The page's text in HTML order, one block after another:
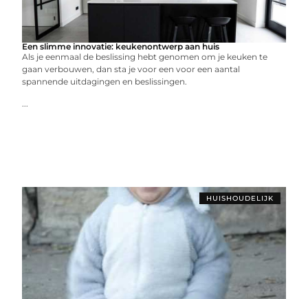
Een slimme innovatie: keukenontwerp aan huis
Als je eenmaal de beslissing hebt genomen om je keuken te
gaan verbouwen, dan sta je voor een voor een aantal
spannende uitdagingen en beslissingen.
...
HUISHOUDELIJK